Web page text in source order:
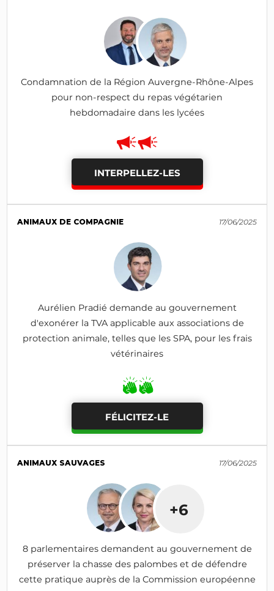
Condamnation de la Région Auvergne-Rhône-Alpes
pour non-respect du repas végétarien
hebdomadaire dans les lycées
INTERPELLEZ-LES
ANIMAUX DE COMPAGNIE 17/06/2025
Aurélien Pradié demande au gouvernement
d'exonérer la TVA applicable aux associations de
protection animale, telles que les SPA, pour les frais
vétérinaires
FÉLICITEZ-LE
ANIMAUX SAUVAGES 17/06/2025
+6
8 parlementaires demandent au gouvernement de
préserver la chasse des palombes et de défendre
cette pratique auprès de la Commission européenne